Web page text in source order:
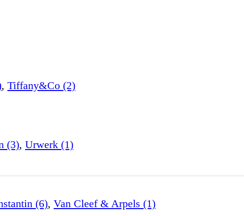
, Tiffany&Co (2)
(3), Urwerk (1)
(6), Van Cleef & Arpels (1)